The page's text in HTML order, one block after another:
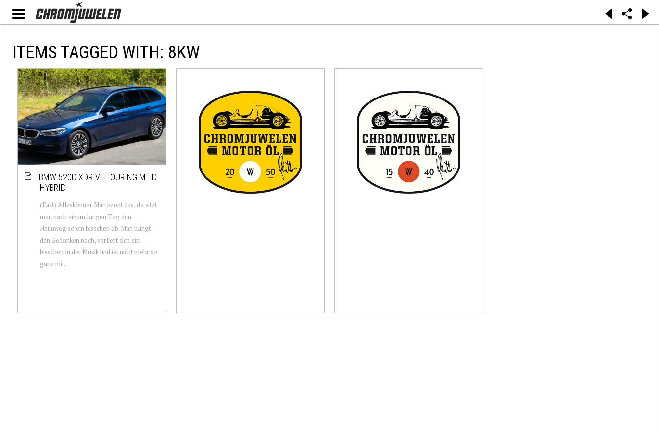
ITEMS TAGGED WITH: 8KW
BMW 520D XDRIVE TOURING MILD
HYBRID
(Fast) Alleskönner Man kennt das, da sitzt
man nach einem langen Tag den
Heimweg so ein bisschen ab. Man hängt
den Gedanken nach, verliert sich ein
bisschen in der Musik und ist nicht mehr so
ganz mi...